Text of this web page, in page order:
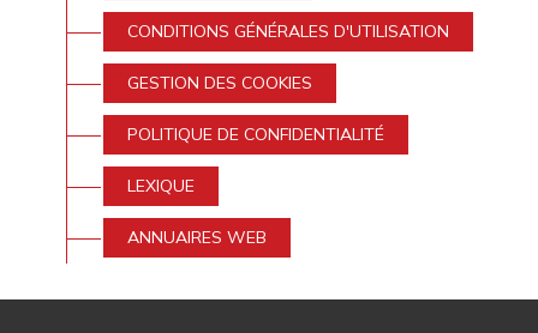
CONTACT CONDITIONS GÉNÉRALES D'UTILISATION
GESTION DES COOKIES
POLITIQUE DE CONFIDENTIALITÉ
LEXIQUE
ANNUAIRES WEB